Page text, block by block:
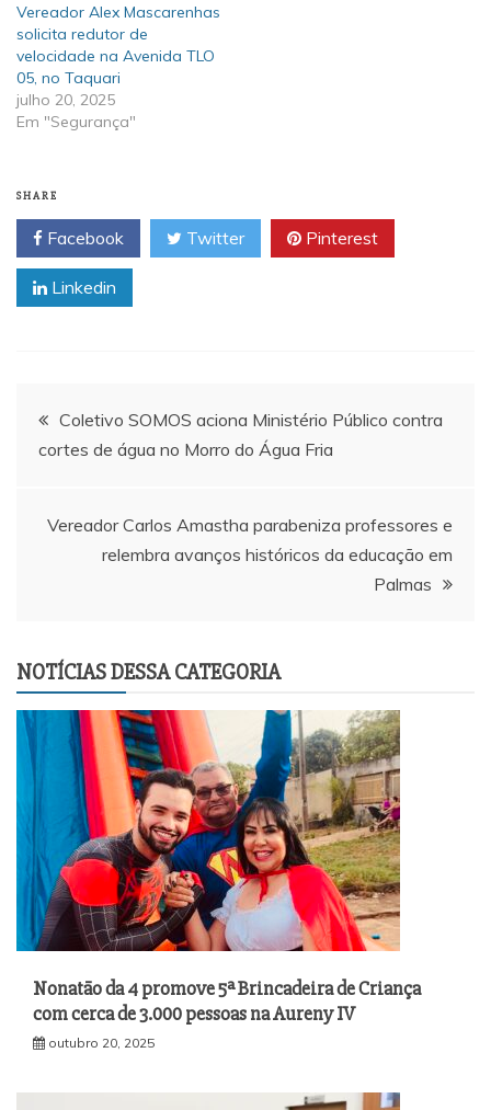
Vereador Alex Mascarenhas
solicita redutor de
velocidade na Avenida TLO
05, no Taquari
julho 20, 2025
Em "Segurança"
SHARE
Facebook Twitter Pinterest
Linkedin
Navegação
de
Post
Coletivo SOMOS aciona Ministério Público contra
cortes de água no Morro do Água Fria
Vereador Carlos Amastha parabeniza professores e
relembra avanços históricos da educação em
Palmas
NOTÍCIAS DESSA CATEGORIA
Nonatão da 4 promove 5ª Brincadeira de Criança
com cerca de 3.000 pessoas na Aureny IV
outubro 20, 2025